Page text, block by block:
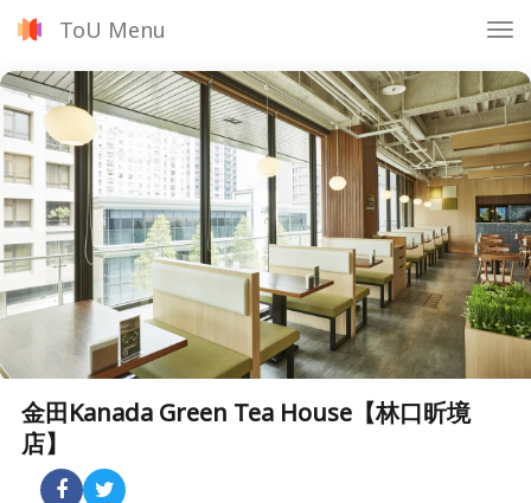
ToU Menu
金田Kanada Green Tea House【林口昕境
店】